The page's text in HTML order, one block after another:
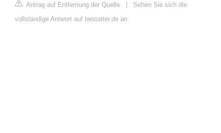
Antrag auf Entfernung der Quelle | Sehen Sie sich die
vollständige Antwort auf bestatter.de an